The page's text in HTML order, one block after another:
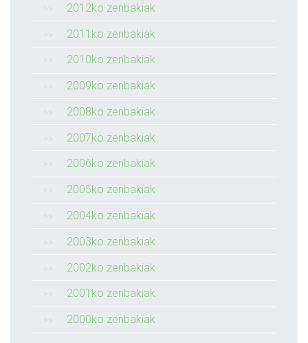
2012ko zenbakiak
2011ko zenbakiak
2010ko zenbakiak
2009ko zenbakiak
2008ko zenbakiak
2007ko zenbakiak
2006ko zenbakiak
2005ko zenbakiak
2004ko zenbakiak
2003ko zenbakiak
2002ko zenbakiak
2001ko zenbakiak
2000ko zenbakiak